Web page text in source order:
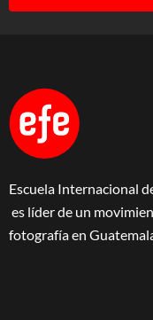
Escuela Internacional
es líder de un
fotografía en